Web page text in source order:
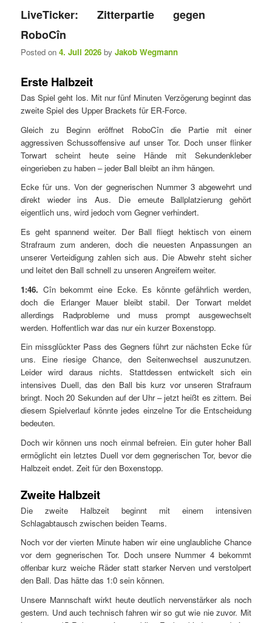
LiveTicker: Zitterpartie gegen
RoboCîn
Posted on4. Juli 2026 byJakob Wegmann
Erste Halbzeit
Das Spiel geht los. Mit nur fünf Minuten Verzögerung beginnt das
zweite Spiel des Upper Brackets für ER-Force.
Gleich zu Beginn eröffnet RoboCîn die Partie mit einer
aggressiven Schussoffensive auf unser Tor. Doch unser flinker
Torwart scheint heute seine Hände mit Sekundenkleber
eingerieben zu haben – jeder Ball bleibt an ihm hängen.
Ecke für uns. Von der gegnerischen Nummer 3 abgewehrt und
direkt wieder ins Aus. Die erneute Ballplatzierung gehört
eigentlich uns, wird jedoch vom Gegner verhindert.
Es geht spannend weiter. Der Ball fliegt hektisch von einem
Strafraum zum anderen, doch die neuesten Anpassungen an
unserer Verteidigung zahlen sich aus. Die Abwehr steht sicher
und leitet den Ball schnell zu unseren Angreifern weiter.
1:46. Cîn bekommt eine Ecke. Es könnte gefährlich werden,
doch die Erlanger Mauer bleibt stabil. Der Torwart meldet
allerdings Radprobleme und muss prompt ausgewechselt
werden. Hoffentlich war das nur ein kurzer Boxenstopp.
Ein missglückter Pass des Gegners führt zur nächsten Ecke für
uns. Eine riesige Chance, den Seitenwechsel auszunutzen.
Leider wird daraus nichts. Stattdessen entwickelt sich ein
intensives Duell, das den Ball bis kurz vor unseren Strafraum
bringt. Noch 20 Sekunden auf der Uhr – jetzt heißt es zittern. Bei
diesem Spielverlauf könnte jedes einzelne Tor die Entscheidung
bedeuten.
Doch wir können uns noch einmal befreien. Ein guter hoher Ball
ermöglicht ein letztes Duell vor dem gegnerischen Tor, bevor die
Halbzeit endet. Zeit für den Boxenstopp.
Zweite Halbzeit
Die zweite Halbzeit beginnt mit einem intensiven
Schlagabtausch zwischen beiden Teams.
Noch vor der vierten Minute haben wir eine unglaubliche Chance
vor dem gegnerischen Tor. Doch unsere Nummer 4 bekommt
offenbar kurz weiche Räder statt starker Nerven und verstolpert
den Ball. Das hätte das 1:0 sein können.
Unsere Mannschaft wirkt heute deutlich nervenstärker als noch
gestern. Und auch technisch fahren wir so gut wie nie zuvor. Mit